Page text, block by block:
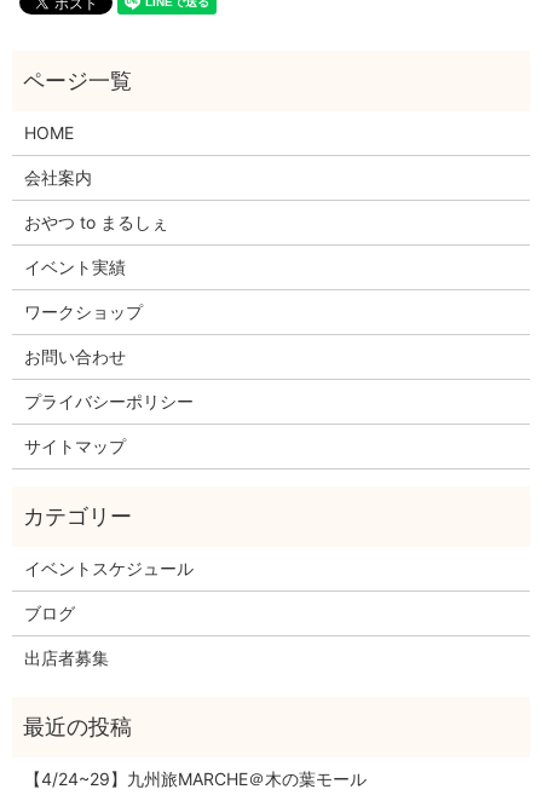
HOME
会社案内
おやつ to まるしぇ
イベント実績
ワークショップ
お問い合わせ
プライバシーポリシー
サイトマップ
イベントスケジュール
ブログ
出店者募集
【4/24~29】九州旅MARCHE＠木の葉モール